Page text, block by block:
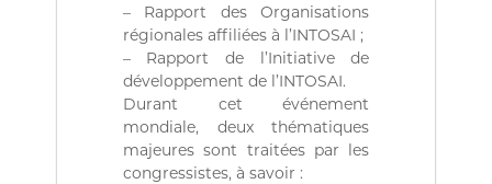
g
i
n
n
e
– Rapport des Organisations
régionales affiliées à l’INTOSAI ;
– Rapport de l’Initiative de
développement de l’INTOSAI.
Durant cet événement
mondiale, deux thématiques
majeures sont traitées par les
congressistes, à savoir :